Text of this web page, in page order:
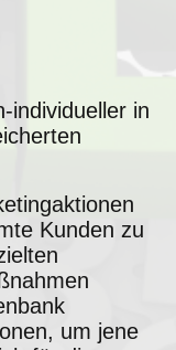
individueller in
Kunden zu
um jene